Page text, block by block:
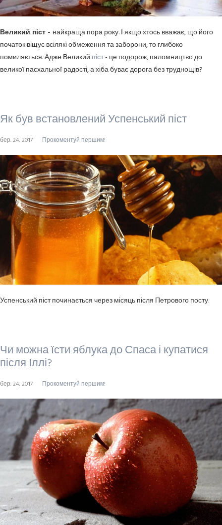
Великий піст - найкраща пора року. І якщо хтось вважає, що його
початок віщує всілякі обмеження та заборони, то глибоко
помиляється. Адже Великий піст- це подорож, паломництво до
великої пасхальної радості, а хіба буває дорога без труднощів?
Як був встановлений Успенський піст
бер. 24, 2017 Прокоментуй першим!
Успенський піст починається через місяць після Петрового посту.
Чи можна їсти яблука до Спаса і купатися
після Іллі?
бер. 24, 2017 Прокоментуй першим!